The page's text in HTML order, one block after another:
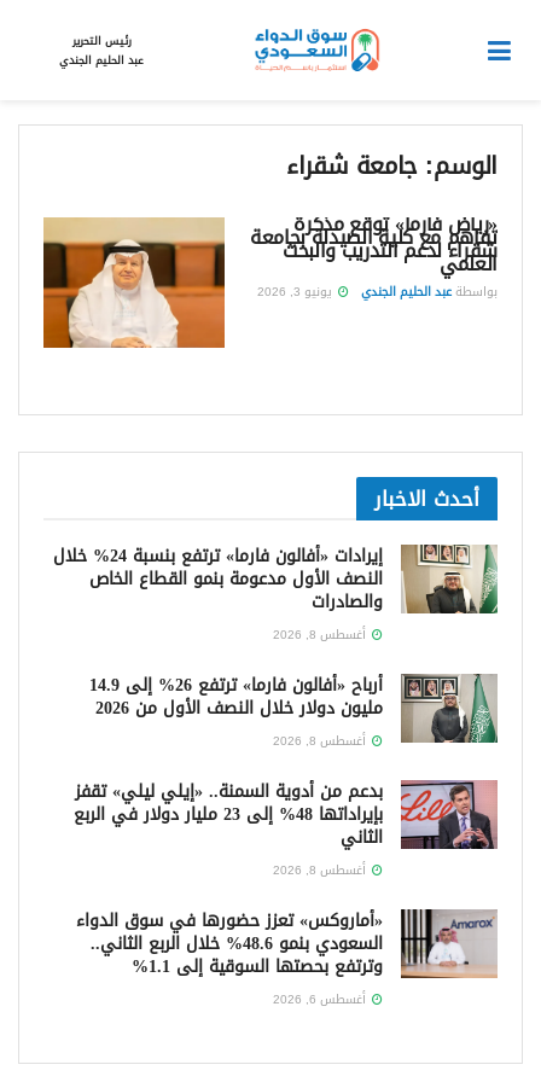
رئيس التحرير
عبد الحليم الجندي
الوسم:جامعة شقراء
«رياض فارما» توقع مذكرة
تفاهم مع كلية الصيدلة بجامعة
شقراء لدعم التدريب والبحث
العلمي
بواسطةعبد الحليم الجندي يونيو 3, 2026
أحدث الاخبار
إيرادات «أفالون فارما» ترتفع بنسبة 24% خلال
النصف الأول مدعومة بنمو القطاع الخاص
والصادرات
أغسطس 8, 2026
أرباح «أفالون فارما» ترتفع 26% إلى 14.9
مليون دولار خلال النصف الأول من 2026
أغسطس 8, 2026
بدعم من أدوية السمنة.. «إيلي ليلي» تقفز
بإيراداتها 48% إلى 23 مليار دولار في الربع
الثاني
أغسطس 8, 2026
«أماروكس» تعزز حضورها في سوق الدواء
السعودي بنمو 48.6% خلال الربع الثاني..
وترتفع بحصتها السوقية إلى 1.1%
أغسطس 6, 2026